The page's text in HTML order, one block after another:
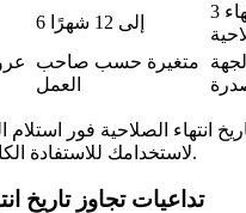
6 إلى 12 شهرًا
3 أشهر بعد انتهاء
متغيرة حسب صاحب
العمل
انتهاء الصلاحية فور
لاستخدامك للاستفادة الكاملة من ميزتك.
تداعيات تجاوز تاريخ